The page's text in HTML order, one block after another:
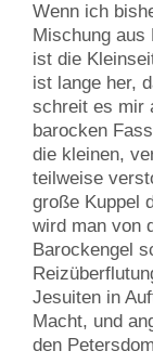
Wenn ich
Mischung aus
ist die
ist lange her,
schreit es mir
barocken
die kleinen,
teilweise
große Kuppel
wird man von
Barockengel
Jesuiten in
Macht, und
den